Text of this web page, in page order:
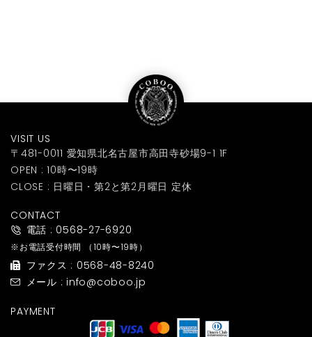
VISIT US
〒481-0011 愛知県北名古屋市高田寺砂場9-1 1F
OPEN : 10時〜19時
CLOSE : 日曜日・第2と第2月曜日 定休
CONTACT
電話 : 0568-27-6920
※お電話受付時間 （10時〜19時）
ファクス : 0568-48-8240
メール : info@coboo.jp
PAYMENT